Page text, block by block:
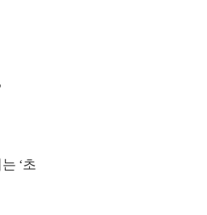
‘초